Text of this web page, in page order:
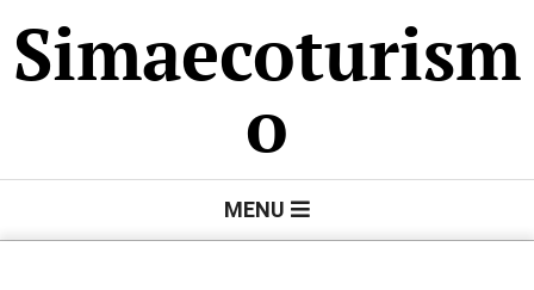
to
content
Simaecoturism
o
MENU